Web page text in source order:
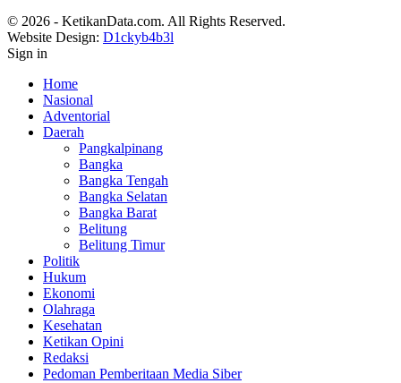
© 2026 - KetikanData.com. All Rights Reserved.
Website Design: D1ckyb4b3l
Sign in
Home
Nasional
Adventorial
Daerah
Pangkalpinang
Bangka
Bangka Tengah
Bangka Selatan
Bangka Barat
Belitung
Belitung Timur
Politik
Hukum
Ekonomi
Olahraga
Kesehatan
Ketikan Opini
Redaksi
Pedoman Pemberitaan Media Siber